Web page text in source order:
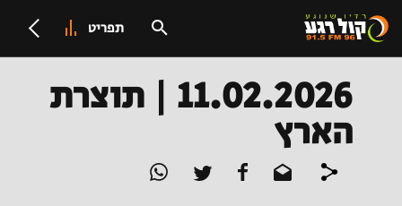
תפריט
11.02.2026 | תוצרת
הארץ